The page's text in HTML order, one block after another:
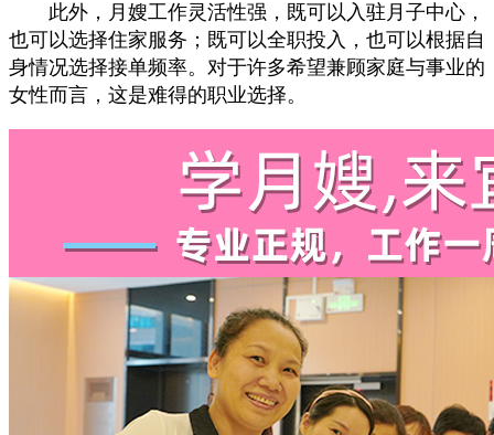
此外，月嫂工作灵活性强，既可以入驻月子中心，
也可以选择住家服务；既可以全职投入，也可以根据自
身情况选择接单频率。对于许多希望兼顾家庭与事业的
女性而言，这是难得的职业选择。